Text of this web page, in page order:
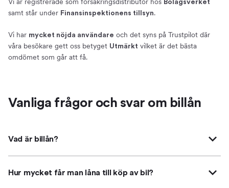
Bolagsverket
samt står under Finansinspektionens tillsyn.
Vi har mycket nöjda användare och det syns på Trustpilot där
våra besökare gett oss betyget Utmärkt vilket är det bästa
omdömet som går att få.
Vanliga frågor och svar om billån
Vad är billån?
Hur mycket får man låna till köp av bil?